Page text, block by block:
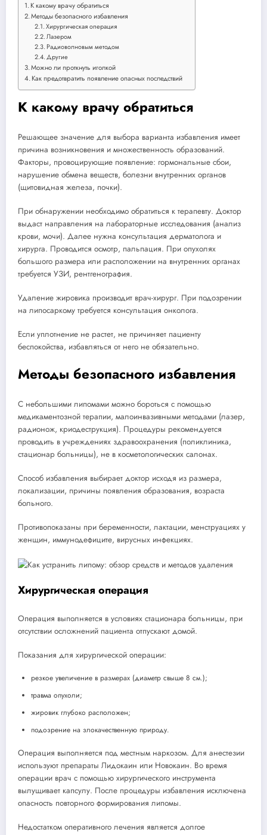
К какому врачу обратиться
Методы безопасного избавления
Хирургическая операция
Лазером
Радиоволновым методом
Другие
Можно ли проткнуть иголкой
Как предотвратить появление опасных последствий
К какому врачу обратиться
Решающее значение для выбора варианта избавления имеет
причина возникновения и множественность образований.
Факторы, провоцирующие появление: гормональные сбои,
нарушение обмена веществ, болезни внутренних органов
(щитовидная железа, почки).
При обнаружении необходимо обратиться к терапевту. Доктор
выдаст направления на лабораторные исследования (анализ
крови, мочи). Далее нужна консультация дерматолога и
хирурга. Проводится осмотр, пальпация. При опухолях
большого размера или расположении на внутренних органах
требуется УЗИ, рентгенография.
Удаление жировика производит врач-хирург. При подозрении
на липосаркому требуется консультация онколога.
Если уплотнение не растет, не причиняет пациенту
беспокойства, избавляться от него не обязательно.
Методы безопасного избавления
С небольшими липомами можно бороться с помощью
медикаментозной терапии, малоинвазивными методами (лазер,
радионож, криодеструкция). Процедуры рекомендуется
проводить в учреждениях здравоохранения (поликлиника,
стационар больницы), не в косметологических салонах.
Способ избавления выбирает доктор исходя из размера,
локализации, причины появления образования, возраста
больного.
Противопоказаны при беременности, лактации, менструациях у
женщин, иммунодефиците, вирусных инфекциях.
Хирургическая операция
Операция выполняется в условиях стационара больницы, при
отсутствии осложнений пациента отпускают домой.
Показания для хирургической операции:
резкое увеличение в размерах (диаметр свыше 8 см.);
травма опухоли;
жировик глубоко расположен;
подозрение на злокачественную природу.
Операция выполняется под местным наркозом. Для анестезии
используют препараты Лидокаин или Новокаин. Во время
операции врач с помощью хирургического инструмента
вылущивает капсулу. После процедуры избавления исключена
опасность повторного формирования липомы.
Недостатком оперативного лечения является долгое